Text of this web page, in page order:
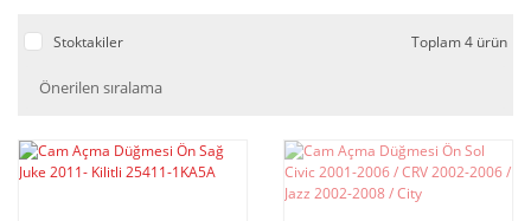
Stoktakiler Toplam 4 ürün